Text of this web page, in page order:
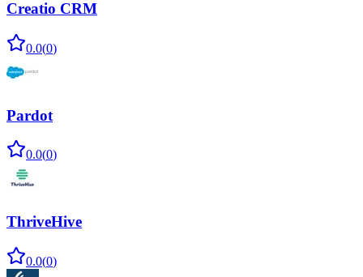
Creatio CRM
0.0(0)
Pardot
0.0(0)
ThriveHive
0.0(0)